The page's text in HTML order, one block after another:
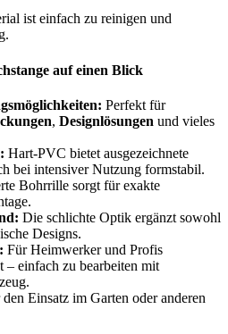
ist einfach zu reinigen und
auf einen Blick
Perfekt für
, Designlösungen und vieles
Hart-PVC bietet ausgezeichnete
bei intensiver Nutzung formstabil.
Bohrrille sorgt für exakte
Die schlichte Optik ergänzt sowohl
Designs.
Für Heimwerker und Profis
– einfach zu bearbeiten mit
Einsatz im Garten oder anderen